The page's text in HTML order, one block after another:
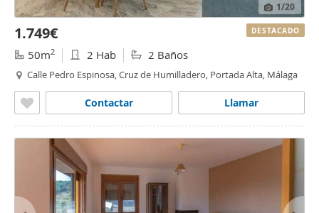
1/20
1.749€
50m2 2 Hab 2 Baños
Calle Pedro Espinosa, Cruz de Humilladero, Portada Alta, Málaga
Llamar
Contactar
DESTACADO